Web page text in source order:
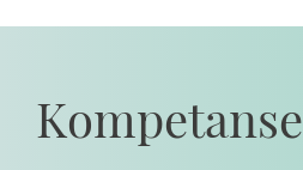
Kompetanse